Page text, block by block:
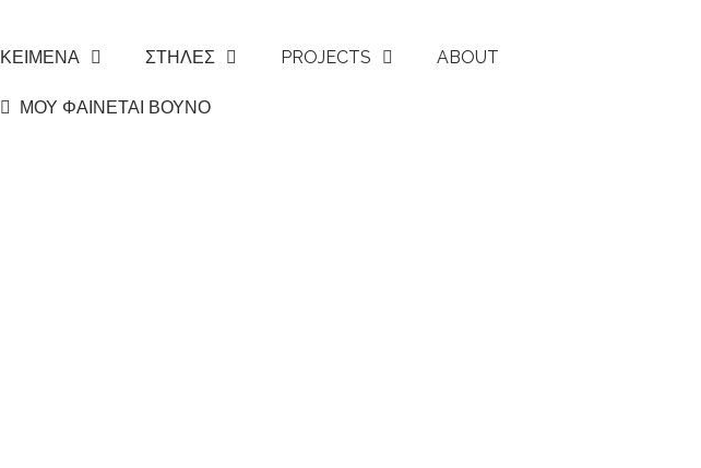
ΚΕΙΜΕΝΑ ΣΤΗΛΕΣ PROJECTS ABOUT
ΜΟΥ ΦΑΙΝΕΤΑΙ ΒΟΥΝΟ